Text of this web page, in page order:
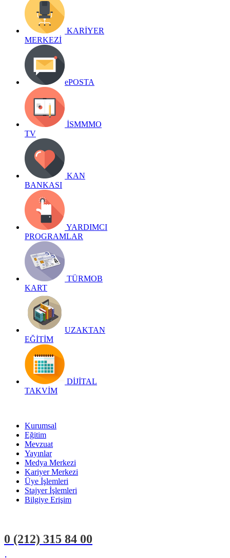
KARİYER
MERKEZİ
ePOSTA
İSMMMO
TV
KAN
BANKASI
YARDIMCI
PROGRAMLAR
TÜRMOB
KART
UZAKTAN
EĞİTİM
DİJİTAL
TAKVİM
Kurumsal
Eğitim
Mevzuat
Yayınlar
Medya Merkezi
Kariyer Merkezi
Üye İşlemleri
Stajyer İşlemleri
Bilgiye Erişim
0 (212) 315 84 00